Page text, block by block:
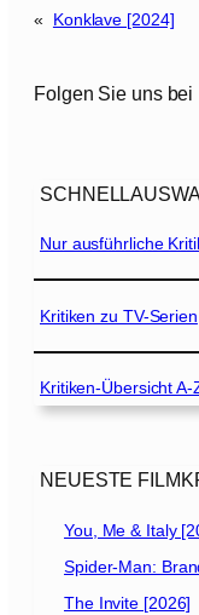
« Konklave [2024]
Folgen Sie uns bei
Nur ausführliche
Kritiken zu TV-Serien
Kritiken-Übersicht A-
NEUESTE
You, Me & Italy
Spider-Man:
The Invite [2026]